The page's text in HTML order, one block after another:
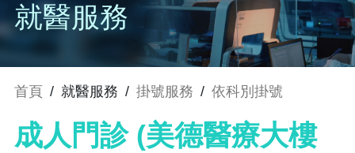
就醫服務
首頁 / 就醫服務 / 掛號服務 / 依科別掛號
成人門診 (美德醫療大樓